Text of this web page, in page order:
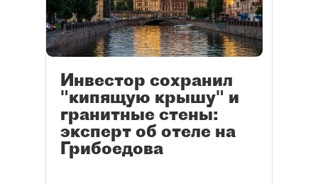
Инвестор сохранил
"кипящую крышу" и
гранитные стены:
эксперт об отеле на
Грибоедова